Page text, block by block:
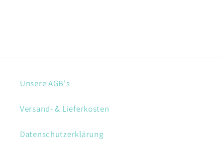
Unsere AGB's
Versand- & Lieferkosten
Datenschutzerklärung